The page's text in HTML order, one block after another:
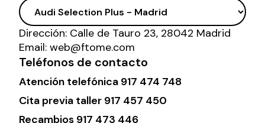
Dirección: Calle de Tauro 23, 28042 Madrid
Email: web@ftome.com
Teléfonos de contacto
Atención telefónica 917 474 748
Cita previa taller 917 457 450
Recambios 917 473 446